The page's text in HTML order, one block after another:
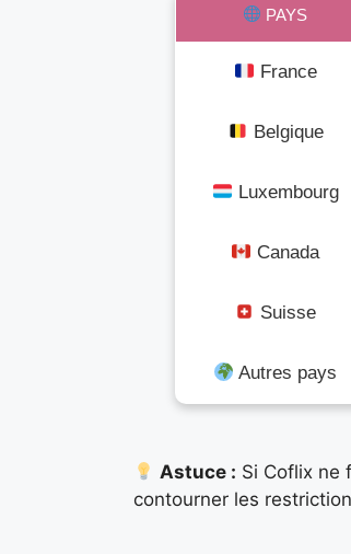
PAYS
France
Belgique
Luxembourg
Canada
Suisse
Autres pays
Astuce : Si Coflix ne
contourner les